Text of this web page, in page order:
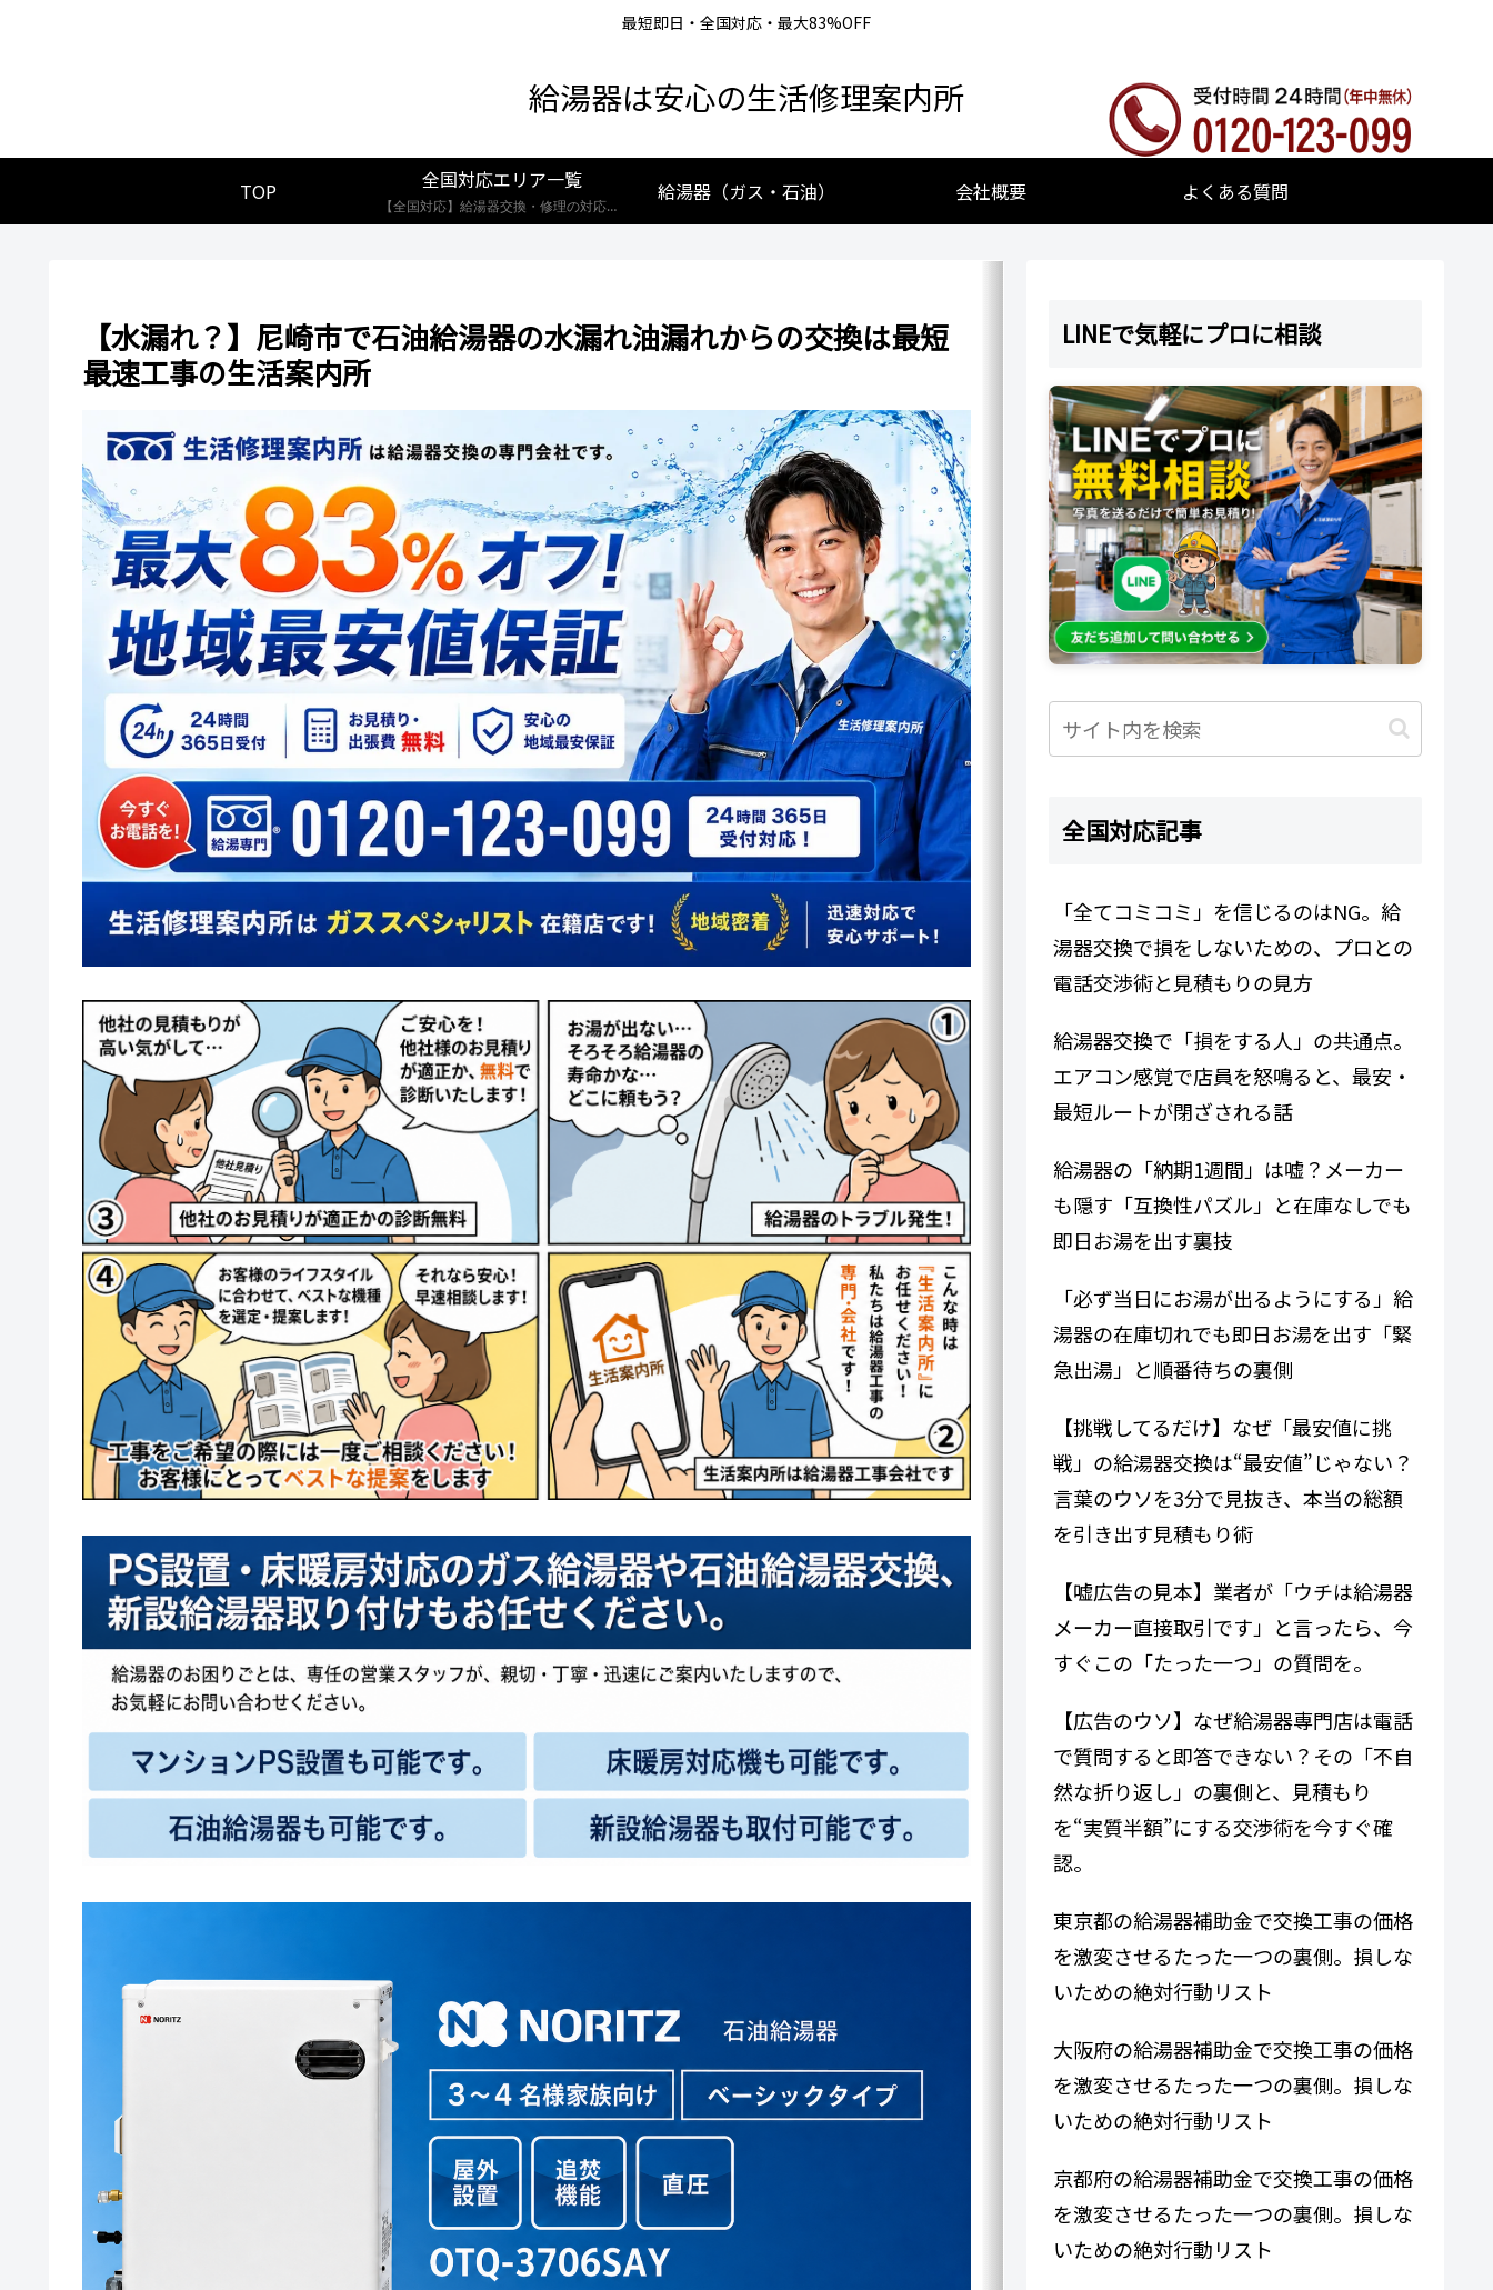
最短即日・全国対応・最大83%OFF
給湯器は安心の生活修理案内所
TOP 全国対応エリア一覧
【全国対応】給湯器交換・修理の対応エリア一覧。北海道から沖縄まで、創業25年の実績あるプロが最短即日で駆けつけます。リンナイ・ノーリツ・パロマなど全メーカー対応。お住まいの地域の施工事例や費用相場をご確認いただけます。
給湯器（ガス・石油） 会社概要 よくある質問
【水漏れ？】尼崎市で石油給湯器の水漏れ油漏れからの交換は最短
最速工事の生活案内所
LINEで気軽にプロに相談
全国対応記事
「全てコミコミ」を信じるのはNG。給
湯器交換で損をしないための、プロとの
電話交渉術と見積もりの見方
給湯器交換で「損をする人」の共通点。
エアコン感覚で店員を怒鳴ると、最安・
最短ルートが閉ざされる話
給湯器の「納期1週間」は嘘？メーカー
も隠す「互換性パズル」と在庫なしでも
即日お湯を出す裏技
「必ず当日にお湯が出るようにする」給
湯器の在庫切れでも即日お湯を出す「緊
急出湯」と順番待ちの裏側
【挑戦してるだけ】なぜ「最安値に挑
戦」の給湯器交換は“最安値”じゃない？
言葉のウソを3分で見抜き、本当の総額
を引き出す見積もり術
【嘘広告の見本】業者が「ウチは給湯器
メーカー直接取引です」と言ったら、今
すぐこの「たった一つ」の質問を。
【広告のウソ】なぜ給湯器専門​​店は電話
で質問すると即答できない？その「不自
然な折り返し」の裏側と、見積もり
を“実質半額”にする交渉術を今すぐ確
認。
東京都の給湯器補助金で交換工事の価格
を激変させるたった一つの裏側。損しな
いための絶対行動リスト
大阪府の給湯器補助金で交換工事の価格
を激変させるたった一つの裏側。損しな
いための絶対行動リスト
京都府の給湯器補助金で交換工事の価格
を激変させるたった一つの裏側。損しな
いための絶対行動リスト